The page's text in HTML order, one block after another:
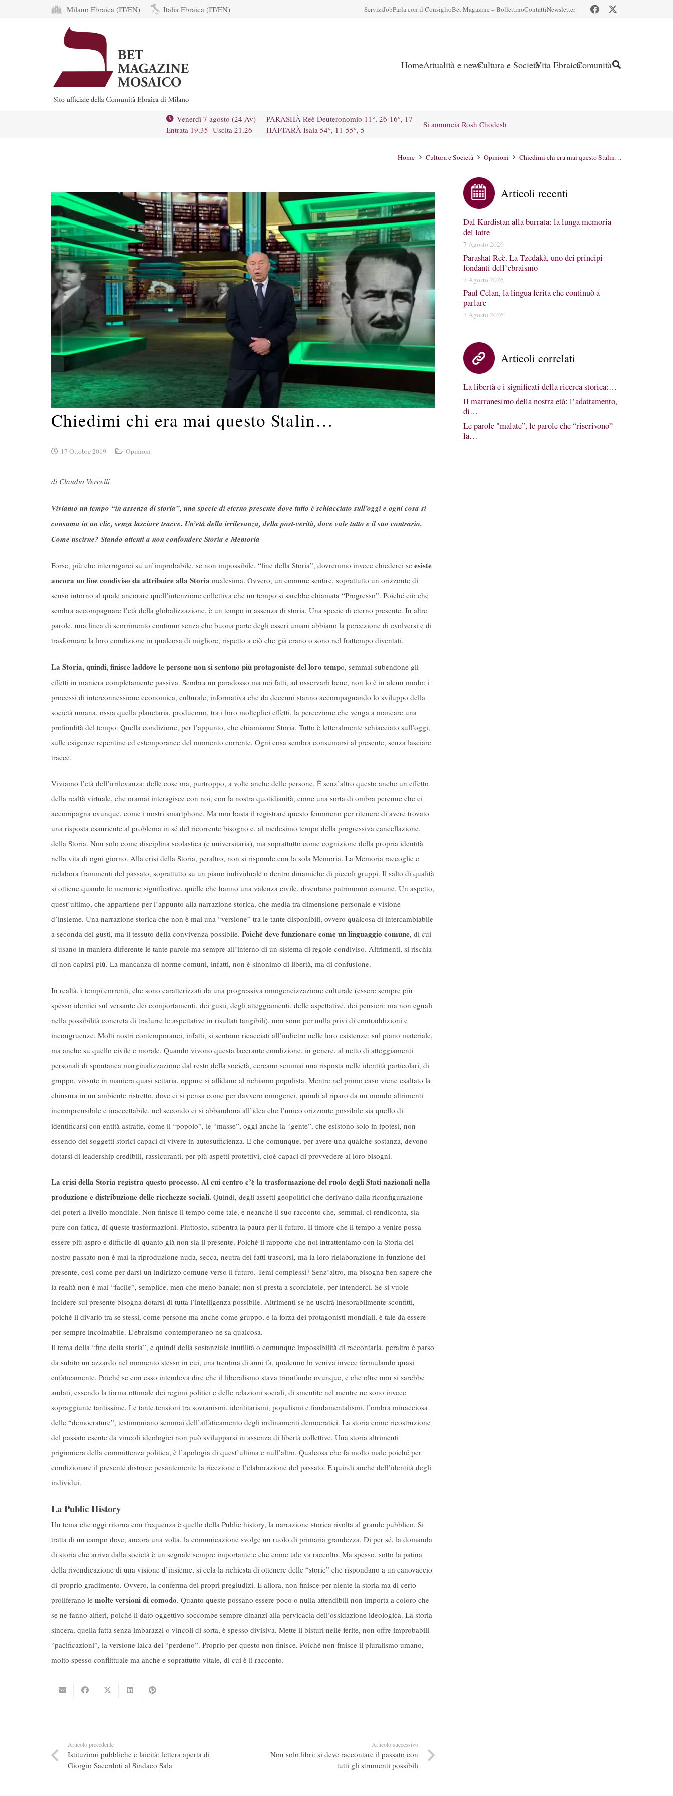
Milano Ebraica (IT/EN) Italia Ebraica (IT/EN) ServiziJobParla con il ConsiglioBet Magazine – BollettinoContattiNewsletter
HomeAttualità e newsCultura e SocietàVita EbraicaComunità
Venerdì 7 agosto (24 Av)
Entrata 19.35- Uscita 21.26
PARASHÀ Reè Deuteronomio 11°, 26-16°, 17
HAFTARÀ Isaia 54°, 11-55°, 5
Si annuncia Rosh Chodesh
Home Cultura e Società Opinioni Chiedimi chi era mai questo Stalin…
Chiedimi chi era mai questo Stalin…
17 Ottobre 2019 Opinioni
di Claudio Vercelli
Viviamo un tempo “in assenza di storia”, una specie di eterno presente dove tutto è schiacciato sull’oggi e ogni cosa si
consuma in un clic, senza lasciare tracce. Un’età della irrilevanza, della post-verità, dove vale tutto e il suo contrario.
Come uscirne? Stando attenti a non confondere Storia e Memoria
Forse, più che interrogarci su un’improbabile, se non impossibile, “fine della Storia”, dovremmo invece chiederci se esiste
ancora un fine condiviso da attribuire alla Storia medesima. Ovvero, un comune sentire, soprattutto un orizzonte di
senso intorno al quale ancorare quell’intenzione collettiva che un tempo si sarebbe chiamata “Progresso”. Poiché ciò che
sembra accompagnare l’età della globalizzazione, è un tempo in assenza di storia. Una specie di eterno presente. In altre
parole, una linea di scorrimento continuo senza che buona parte degli esseri umani abbiano la percezione di evolversi e di
trasformare la loro condizione in qualcosa di migliore, rispetto a ciò che già erano o sono nel frattempo diventati.
La Storia, quindi, finisce laddove le persone non si sentono più protagoniste del loro tempo, semmai subendone gli
effetti in maniera completamente passiva. Sembra un paradosso ma nei fatti, ad osservarli bene, non lo è in alcun modo: i
processi di interconnessione economica, culturale, informativa che da decenni stanno accompagnando lo sviluppo della
società umana, ossia quella planetaria, producono, tra i loro molteplici effetti, la percezione che venga a mancare una
profondità del tempo. Quella condizione, per l’appunto, che chiamiamo Storia. Tutto è letteralmente schiacciato sull’oggi,
sulle esigenze repentine ed estemporanee del momento corrente. Ogni cosa sembra consumarsi al presente, senza lasciare
tracce.
Viviamo l’età dell’irrilevanza: delle cose ma, purtroppo, a volte anche delle persone. È senz’altro questo anche un effetto
della realtà virtuale, che oramai interagisce con noi, con la nostra quotidianità, come una sorta di ombra perenne che ci
accompagna ovunque, come i nostri smartphone. Ma non basta il registrare questo fenomeno per ritenere di avere trovato
una risposta esauriente al problema in sé del ricorrente bisogno e, al medesimo tempo della progressiva cancellazione,
della Storia. Non solo come disciplina scolastica (e universitaria), ma soprattutto come cognizione della propria identità
nella vita di ogni giorno. Alla crisi della Storia, peraltro, non si risponde con la sola Memoria. La Memoria raccoglie e
rielabora frammenti del passato, soprattutto su un piano individuale o dentro dinamiche di piccoli gruppi. Il salto di qualità
si ottiene quando le memorie significative, quelle che hanno una valenza civile, diventano patrimonio comune. Un aspetto,
quest’ultimo, che appartiene per l’appunto alla narrazione storica, che media tra dimensione personale e visione
d’insieme. Una narrazione storica che non è mai una “versione” tra le tante disponibili, ovvero qualcosa di intercambiabile
a seconda dei gusti, ma il tessuto della convivenza possibile. Poiché deve funzionare come un linguaggio comune, di cui
si usano in maniera differente le tante parole ma sempre all’interno di un sistema di regole condiviso. Altrimenti, si rischia
di non capirsi più. La mancanza di norme comuni, infatti, non è sinonimo di libertà, ma di confusione.
In realtà, i tempi correnti, che sono caratterizzati da una progressiva omogeneizzazione culturale (essere sempre più
spesso identici sul versante dei comportamenti, dei gusti, degli atteggiamenti, delle aspettative, dei pensieri; ma non eguali
nella possibilità concreta di tradurre le aspettative in risultati tangibili), non sono per nulla privi di contraddizioni e
incongruenze. Molti nostri contemporanei, infatti, si sentono ricacciati all’indietro nelle loro esistenze: sul piano materiale,
ma anche su quello civile e morale. Quando vivono questa lacerante condizione, in genere, al netto di atteggiamenti
personali di spontanea marginalizzazione dal resto della società, cercano semmai una risposta nelle identità particolari, di
gruppo, vissute in maniera quasi settaria, oppure si affidano al richiamo populista. Mentre nel primo caso viene esaltato la
chiusura in un ambiente ristretto, dove ci si pensa come per davvero omogenei, quindi al riparo da un mondo altrimenti
incomprensibile e inaccettabile, nel secondo ci si abbandona all’idea che l’unico orizzonte possibile sia quello di
identificarsi con entità astratte, come il “popolo”, le “masse”, oggi anche la “gente”, che esistono solo in ipotesi, non
essendo dei soggetti storici capaci di vivere in autosufficienza. E che comunque, per avere una qualche sostanza, devono
dotarsi di leadership credibili, rassicuranti, per più aspetti protettivi, cioè capaci di provvedere ai loro bisogni.
La crisi della Storia registra questo processo. Al cui centro c’è la trasformazione del ruolo degli Stati nazionali nella
produzione e distribuzione delle ricchezze sociali. Quindi, degli assetti geopolitici che derivano dalla riconfigurazione
dei poteri a livello mondiale. Non finisce il tempo come tale, e neanche il suo racconto che, semmai, ci rendiconta, sia
pure con fatica, di queste trasformazioni. Piuttosto, subentra la paura per il futuro. Il timore che il tempo a venire possa
essere più aspro e difficile di quanto già non sia il presente. Poiché il rapporto che noi intratteniamo con la Storia del
nostro passato non è mai la riproduzione nuda, secca, neutra dei fatti trascorsi, ma la loro rielaborazione in funzione del
presente, così come per darsi un indirizzo comune verso il futuro. Temi complessi? Senz’altro, ma bisogna ben sapere che
la realtà non è mai “facile”, semplice, men che meno banale; non si presta a scorciatoie, per intenderci. Se si vuole
incidere sul presente bisogna dotarsi di tutta l’intelligenza possibile. Altrimenti se ne uscirà inesorabilmente sconfitti,
poiché il divario tra se stessi, come persone ma anche come gruppo, e la forza dei protagonisti mondiali, è tale da essere
per sempre incolmabile. L’ebraismo contemporaneo ne sa qualcosa.
Il tema della “fine della storia”, e quindi della sostanziale inutilità o comunque impossibilità di raccontarla, peraltro è parso
da subito un azzardo nel momento stesso in cui, una trentina di anni fa, qualcuno lo veniva invece formulando quasi
enfaticamente. Poiché se con esso intendeva dire che il liberalismo stava trionfando ovunque, e che oltre non si sarebbe
andati, essendo la forma ottimale dei regimi politici e delle relazioni sociali, di smentite nel mentre ne sono invece
sopraggiunte tantissime. Le tante tensioni tra sovranismi, identitarismi, populismi e fondamentalismi, l’ombra minacciosa
delle “democrature”, testimoniano semmai dell’affaticamento degli ordinamenti democratici. La storia come ricostruzione
del passato esente da vincoli ideologici non può svilupparsi in assenza di libertà collettive. Una storia altrimenti
prigioniera della committenza politica, è l’apologia di quest’ultima e null’altro. Qualcosa che fa molto male poiché per
condizionare il presente distorce pesantemente la ricezione e l’elaborazione del passato. E quindi anche dell’identità degli
individui.
La Public History
Un tema che oggi ritorna con frequenza è quello della Public history, la narrazione storica rivolta al grande pubblico. Si
tratta di un campo dove, ancora una volta, la comunicazione svolge un ruolo di primaria grandezza. Di per sé, la domanda
di storia che arriva dalla società è un segnale sempre importante e che come tale va raccolto. Ma spesso, sotto la patina
della rivendicazione di una visione d’insieme, si cela la richiesta di ottenere delle “storie” che rispondano a un canovaccio
di proprio gradimento. Ovvero, la conferma dei propri pregiudizi. E allora, non finisce per niente la storia ma di certo
proliferano le molte versioni di comodo. Quanto queste possano essere poco o nulla attendibili non importa a coloro che
se ne fanno alfieri, poiché il dato oggettivo soccombe sempre dinanzi alla pervicacia dell’ossidazione ideologica. La storia
sincera, quella fatta senza imbarazzi o vincoli di sorta, è spesso divisiva. Mette il bisturi nelle ferite, non offre improbabili
“pacificazioni”, la versione laica del “perdono”. Proprio per questo non finisce. Poiché non finisce il pluralismo umano,
molto spesso conflittuale ma anche e soprattutto vitale, di cui è il racconto.
Articolo precedente
Istituzioni pubbliche e laicità: lettera aperta di
Giorgio Sacerdoti al Sindaco Sala
Articolo successivo
Non solo libri: si deve raccontare il passato con
tutti gli strumenti possibili
Articoli recenti
Dal Kurdistan alla burrata: la lunga memoria
del latte
7 Agosto 2026
Parashat Reè. La Tzedakà, uno dei principi
fondanti dell’ebraismo
7 Agosto 2026
Paul Celan, la lingua ferita che continuò a
parlare
7 Agosto 2026
Articoli correlati
La libertà e i significati della ricerca storica:…
Il marranesimo della nostra età: l’adattamento,
di…
Le parole "malate”, le parole che “riscrivono”
la…